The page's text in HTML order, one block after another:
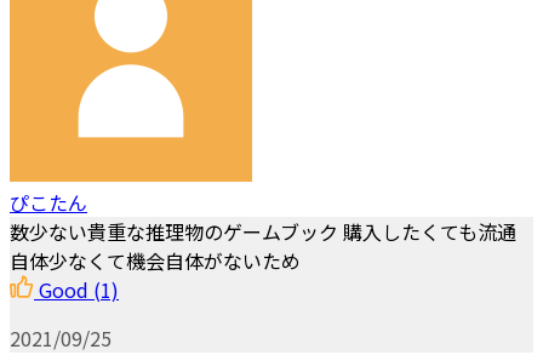
ぴこたん
数少ない貴重な推理物のゲームブック 購入したくても流通
自体少なくて機会自体がないため
Good (1)
2021/09/25